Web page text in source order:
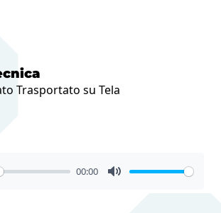
Trasportato su Tela
00:00